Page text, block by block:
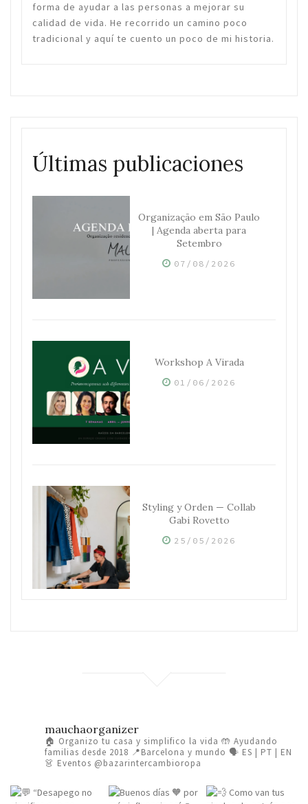
forma de ayudar a las personas a mejorar su
calidad de vida. He recorrido un camino poco
tradicional y aquí te cuento un poco de mi historia.
Últimas publicaciones
Organização em São Paulo
| Agenda aberta para
Setembro
07/08/2026
Workshop A Virada
01/06/2026
Styling y Orden — Collab
Gabi Rovetto
25/05/2026
mauchaorganizer
🏠 Organizo tu casa y simplifico la vida 🤲 Ayudando
familias desde 2018 📍Barcelona y mundo 🗣️ ES | PT | EN
👗 Eventos @bazarintercambioropa